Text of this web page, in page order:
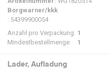
Borgwarner/kkk
: 54399900054
Anzahl pro Verpackung: 1
Mindestbestellmenge:
1
Lader, Aufladung